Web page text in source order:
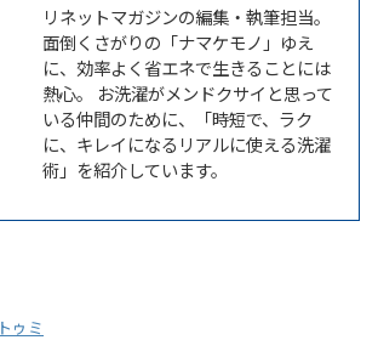
リネットマガジンの編集・執筆担当。
面倒くさがりの「ナマケモノ」ゆえ
に、効率よく省エネで生きることには
熱心。 お洗濯がメンドクサイと思って
いる仲間のために、「時短で、ラク
に、キレイになるリアルに使える洗濯
術」を紹介しています。
トゥミ